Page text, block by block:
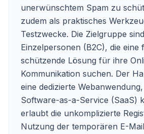
unerwünschtem Spam zu
zudem als praktisches
Testzwecke. Die Zielgruppe
Einzelpersonen (B2C), die eine
schützende Lösung für ihre
Kommunikation suchen. Der
eine dedizierte
Software-as-a-Service (SaaS)
erlaubt die unkomplizierte
Nutzung der temporären E-